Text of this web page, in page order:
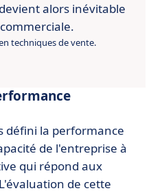
alors inévitable
techniques de vente.
défini la performance
de l'entreprise à
qui répond aux
de cette